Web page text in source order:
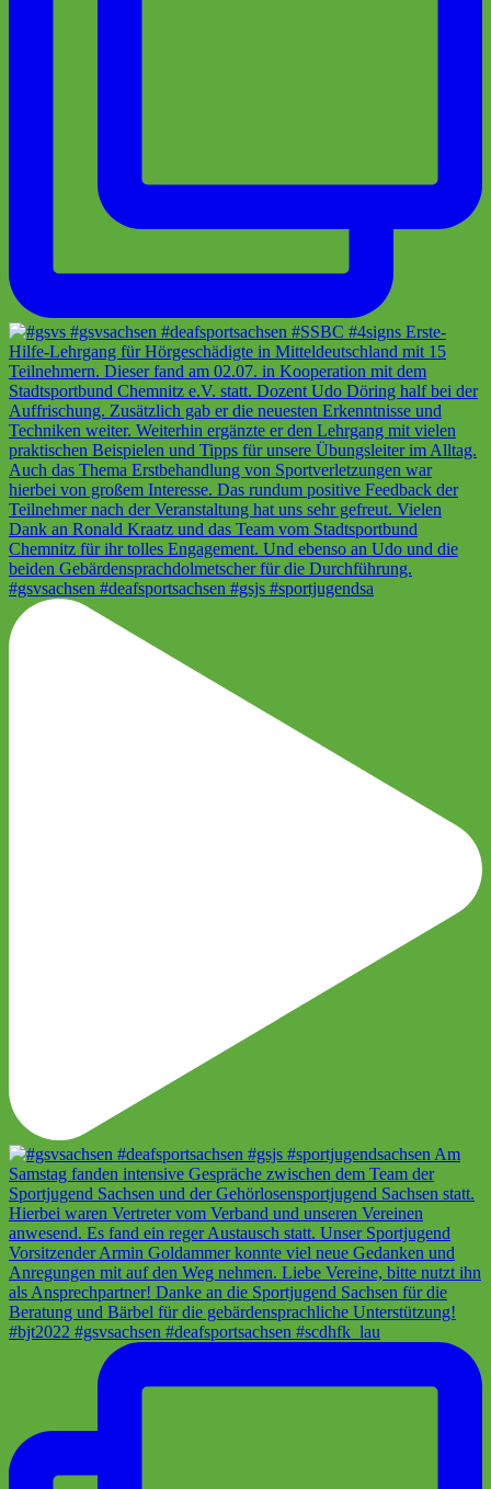
#gsvsachsen #deafsportsachsen #gsjs #sportjugendsa
#bjt2022 #gsvsachsen #deafsportsachsen #scdhfk_lau